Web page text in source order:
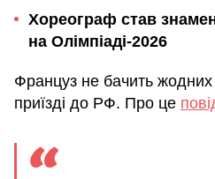
Хореограф став
на Олімпіаді-2026
Француз не бачить
приїзді до РФ. Про це